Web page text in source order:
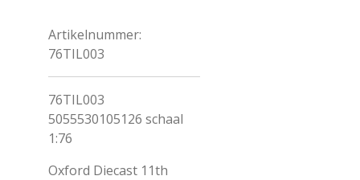
Artikelnummer:
76TIL003
76TIL003
5055530105126 schaal
1:76
Oxford Diecast 11th